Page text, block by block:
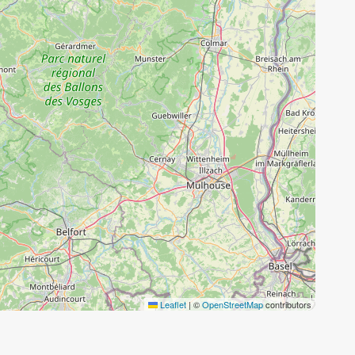
Leaflet |©OpenStreetMapcontributors